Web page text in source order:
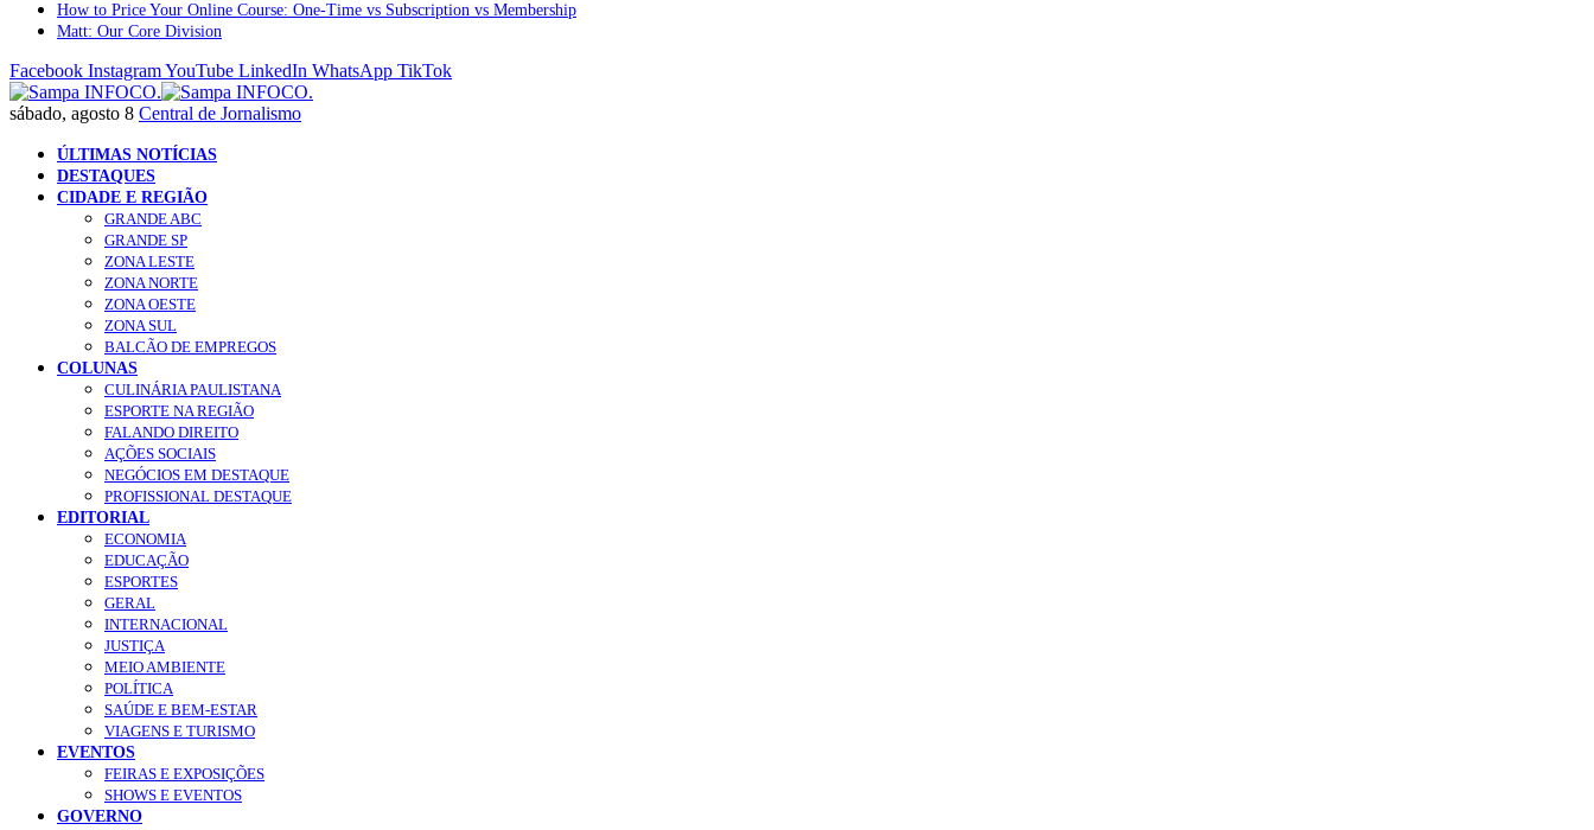
How to Price Your Online Course: One-Time vs Subscription vs Membership
Matt: Our Core Division
Facebook InstagramYouTube LinkedIn WhatsApp TikTok
sábado, agosto 8 Central de Jornalismo
ÚLTIMAS NOTÍCIAS
DESTAQUES
CIDADE E REGIÃO
GRANDE ABC
GRANDE SP
ZONA LESTE
ZONA NORTE
ZONA OESTE
ZONA SUL
BALCÃO DE EMPREGOS
COLUNAS
CULINÁRIA PAULISTANA
ESPORTE NA REGIÃO
FALANDO DIREITO
AÇÕES SOCIAIS
NEGÓCIOS EM DESTAQUE
PROFISSIONAL DESTAQUE
EDITORIAL
ECONOMIA
EDUCAÇÃO
ESPORTES
GERAL
INTERNACIONAL
JUSTIÇA
MEIO AMBIENTE
POLÍTICA
SAÚDE E BEM-ESTAR
VIAGENS E TURISMO
EVENTOS
FEIRAS E EXPOSIÇÕES
SHOWS E EVENTOS
GOVERNO